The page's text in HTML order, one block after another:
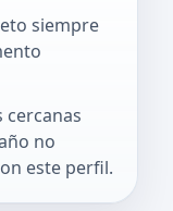
siempre
no
este perfil.